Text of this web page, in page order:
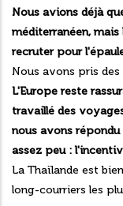
Nous avions déjà
méditerranéen,
recruter pour
Nous avons pris
L'Europe reste
travaillé des
nous avons
assez peu :
La Thaïlande est
long-courriers les